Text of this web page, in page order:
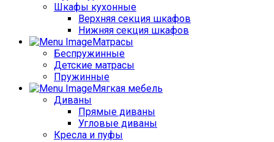
Шкафы кухонные
Верхняя секция шкафов
Нижняя секция шкафов
Матрасы
Беспружинные
Детские матрасы
Пружинные
Мягкая мебель
Диваны
Прямые диваны
Угловые диваны
Кресла и пуфы